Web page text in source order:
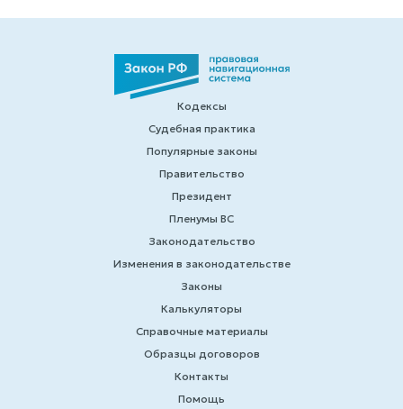
Кодексы
Судебная практика
Популярные законы
Правительство
Президент
Пленумы ВС
Законодательство
Изменения в законодательстве
Законы
Калькуляторы
Справочные материалы
Образцы договоров
Контакты
Помощь